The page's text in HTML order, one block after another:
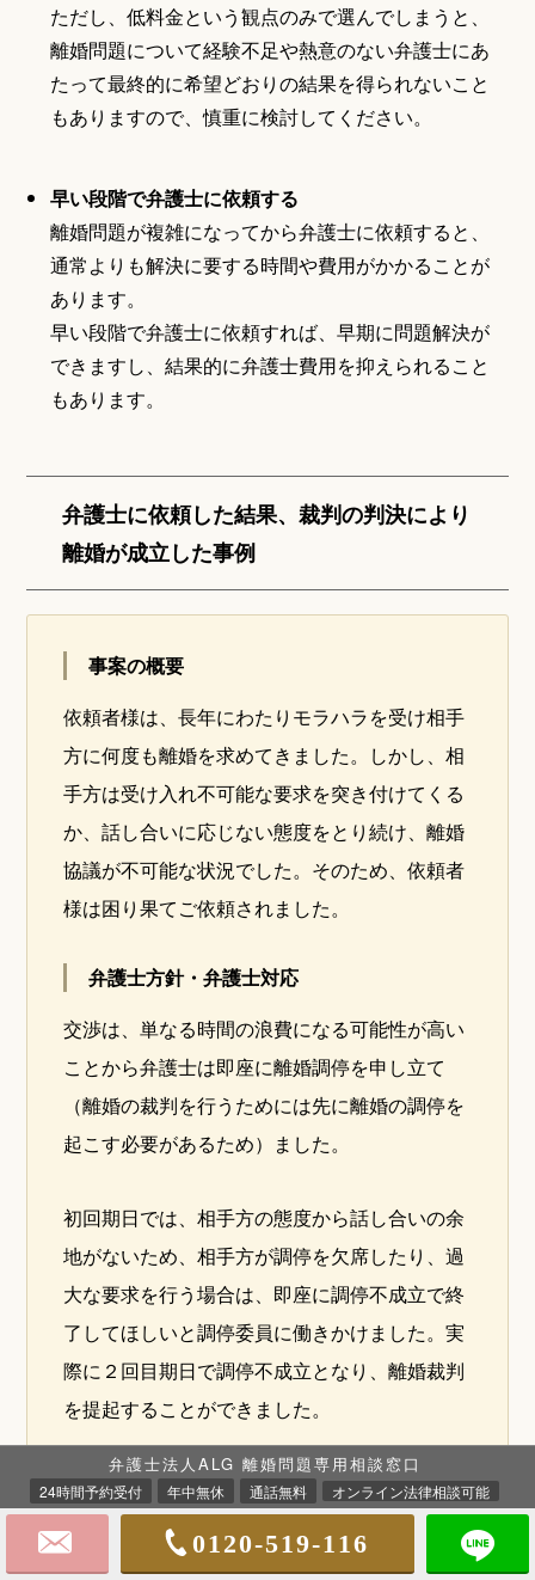
ただし、低料金という観点のみで選んでしまうと、
離婚問題について経験不足や熱意のない弁護士にあ
たって最終的に希望どおりの結果を得られないこと
もありますので、慎重に検討してください。
早い段階で弁護士に依頼する
離婚問題が複雑になってから弁護士に依頼すると、
通常よりも解決に要する時間や費用がかかることが
あります。
早い段階で弁護士に依頼すれば、早期に問題解決が
できますし、結果的に弁護士費用を抑えられること
もあります。
弁護士に依頼した結果、裁判の判決により
離婚が成立した事例
事案の概要
依頼者様は、長年にわたりモラハラを受け相手
方に何度も離婚を求めてきました。しかし、相
手方は受け入れ不可能な要求を突き付けてくる
か、話し合いに応じない態度をとり続け、離婚
協議が不可能な状況でした。そのため、依頼者
様は困り果てご依頼されました。
弁護士方針・弁護士対応
交渉は、単なる時間の浪費になる可能性が高い
ことから弁護士は即座に離婚調停を申し立て
（離婚の裁判を行うためには先に離婚の調停を
起こす必要があるため）ました。
初回期日では、相手方の態度から話し合いの余
地がないため、相手方が調停を欠席したり、過
大な要求を行う場合は、即座に調停不成立で終
了してほしいと調停委員に働きかけました。実
際に２回目期日で調停不成立となり、離婚裁判
を提起することができました。
結果
離婚裁判では、相手方は突如主張を変更した
り、裁判を引き延ばすためだと考えられる言動
弁護士法人ALG 離婚問題専用相談窓口
24時間予約受付 年中無休 通話無料 オンライン法律相談可能
0120-519-116